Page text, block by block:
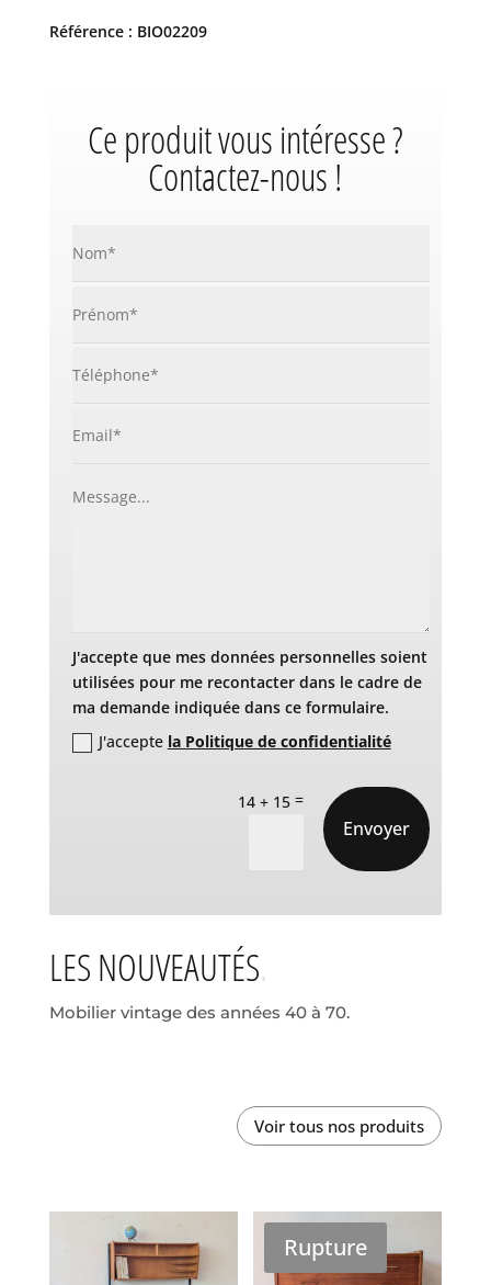
Référence : BIO02209
Ce produit vous intéresse ?
Contactez-nous !
J'accepte que mes données personnelles soient
utilisées pour me recontacter dans le cadre de
ma demande indiquée dans ce formulaire.
J'accepte la Politique de confidentialité
14 + 15 =
Envoyer
LES NOUVEAUTÉS
Mobilier vintage des années 40 à 70.
Voir tous nos produits
Rupture